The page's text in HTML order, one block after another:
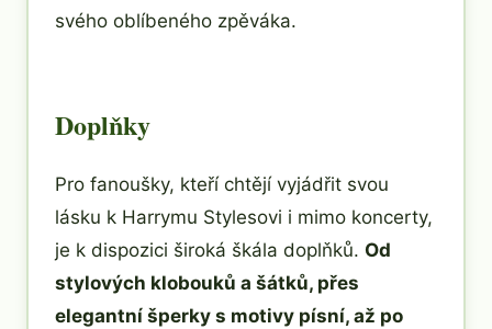
svého oblíbeného zpěváka.
Doplňky
Pro fanoušky, kteří chtějí vyjádřit svou
lásku k Harrymu Stylesovi i mimo koncerty,
je k dispozici široká škála doplňků. Od
stylových klobouků a šátků, přes
elegantní šperky s motivy písní, až po